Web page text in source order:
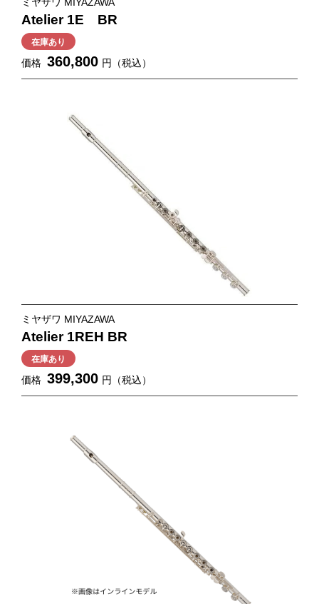
Atelier 1E BR
在庫あり
価格 360,800 円（税込）
ミヤザワ MIYAZAWA
Atelier 1REH BR
在庫あり
価格 399,300 円（税込）